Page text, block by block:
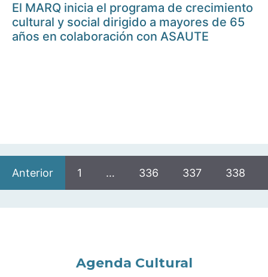
El MARQ inicia el programa de crecimiento
cultural y social dirigido a mayores de 65
años en colaboración con ASAUTE
Anterior 1 … 336 337 338
Agenda Cultural